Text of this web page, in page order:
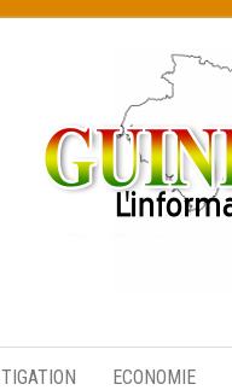
ECONOMIE